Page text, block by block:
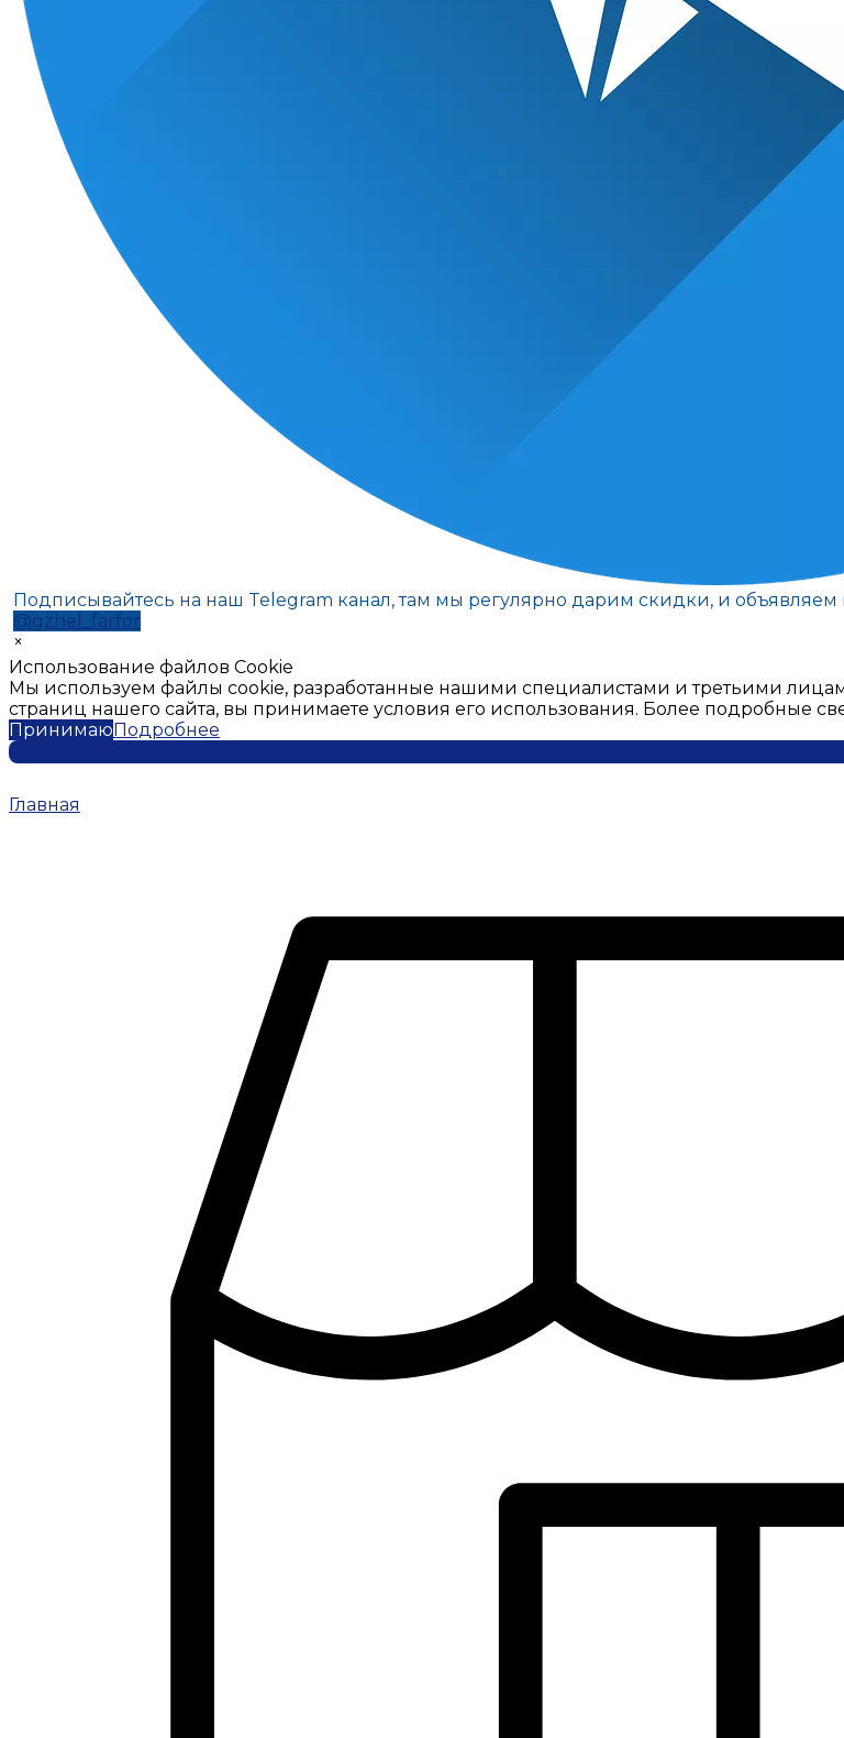
Подписывайтесь на наш Telegram канал, там мы регулярно дарим скидки, и
@gzhel_farfor
×
Использование файлов Cookie
Мы используем файлы cookie, разработанные нашими специалистами и третьими
страниц нашего сайта, вы принимаете условия его использования. Более подробные
ПринимаюПодробнее
Главная